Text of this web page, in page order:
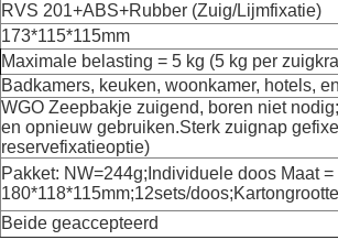
RVS 201+ABS+Rubber (Zuig/Lijmfixatie)
173*115*115mm
Maximale belasting = 5 kg (5 kg per
Badkamers, keuken, woonkamer, hotels,
WGO Zeepbakje zuigend, boren niet
en opnieuw gebruiken.Sterk zuignap
reservefixatieoptie)
Pakket: NW=244g;Individuele doos Maat =
180*118*115mm;12sets/
Beide geaccepteerd